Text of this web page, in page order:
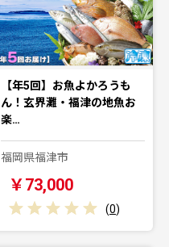
【年5回】お魚よかろうも
ん！玄界灘・福津の地魚お
楽…
福岡県福津市
￥73,000
(0)